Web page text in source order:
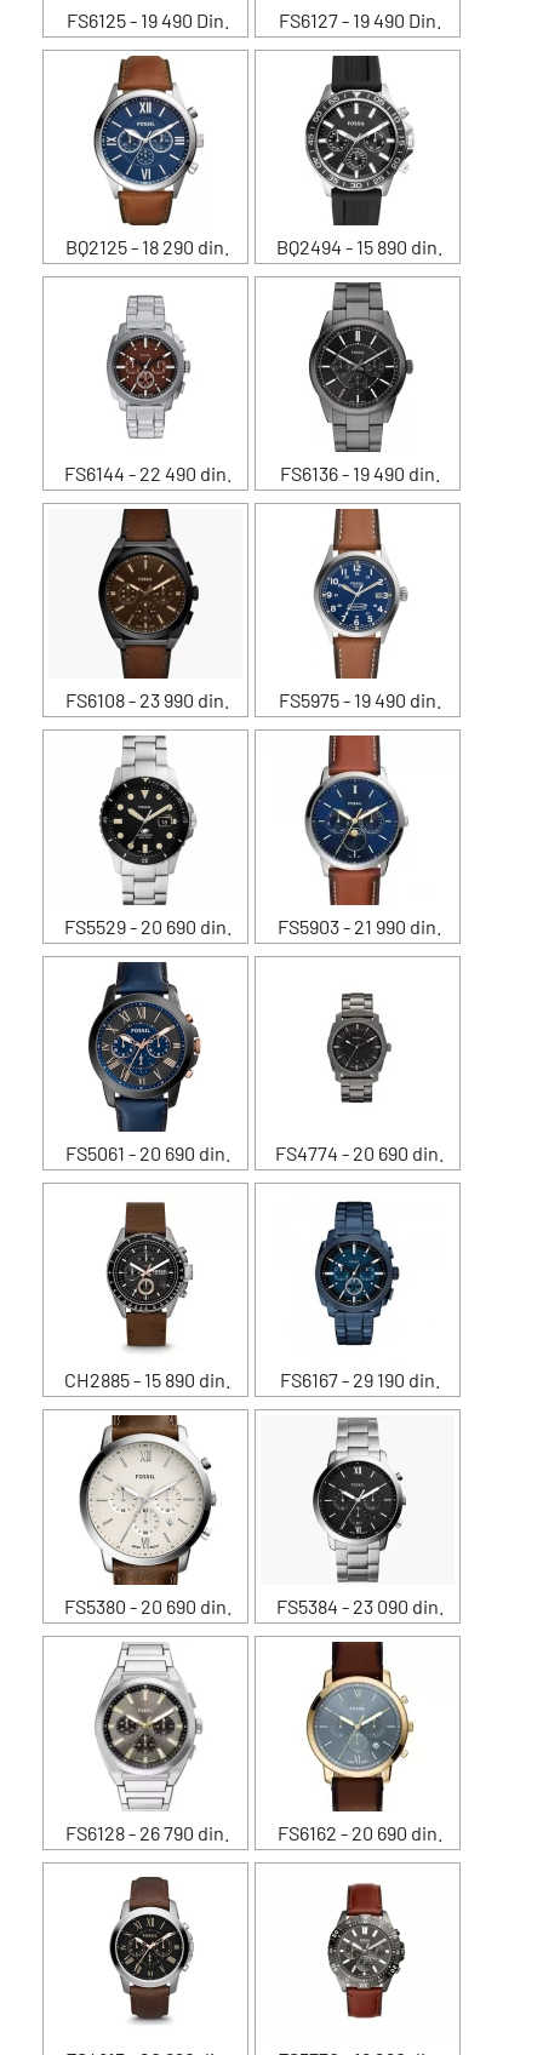
FS6125 - 19 490 Din. FS6127 - 19 490 Din.
BQ2125 - 18 290 din. BQ2494 - 15 890 din.
FS6144 - 22 490 din. FS6136 - 19 490 din.
FS6108 - 23 990 din. FS5975 - 19 490 din.
FS5529 - 20 690 din. FS5903 - 21 990 din.
FS5061 - 20 690 din. FS4774 - 20 690 din.
CH2885 - 15 890 din. FS6167 - 29 190 din.
FS5380 - 20 690 din. FS5384 - 23 090 din.
FS6128 - 26 790 din. FS6162 - 20 690 din.